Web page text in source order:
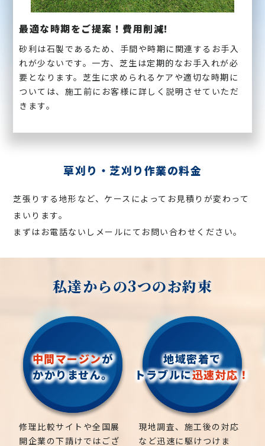
最適な時期をご提案！費用削減!
砂利は石製であるため、手間や時期に関連するお手入
れが少ないです。一方、芝生は定期的なお手入れが必
要となります。芝生に求められるケアや適切な時期に
ついては、施工前にお客様に詳しく説明させていただ
きます。
草刈り・芝刈り作業の料金
芝張りする地形など、ケースによってお見積りが変わって
まいります。
まずはお電話ないしメールにてお問い合わせください。
私達からの3つのお約束
中間マージンが
かかりません。
修理比較サイトや全国展
開企業の下請けではござ
地域密着で
トラブルに迅速対応！
現地調査、施工後の対応
など迅速に駆けつけま